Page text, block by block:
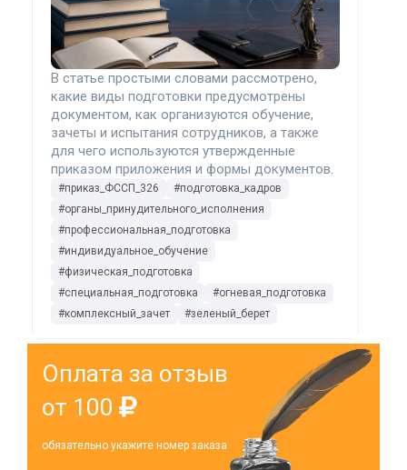
В статье простыми словами рассмотрено,
какие виды подготовки предусмотрены
документом, как организуются обучение,
зачеты и испытания сотрудников, а также
для чего используются утвержденные
приказом приложения и формы документов.
#приказ_ФССП_326
#подготовка_кадров
#органы_принудительного_исполнения
#профессиональная_подготовка
#индивидуальное_обучение
#физическая_подготовка
#специальная_подготовка
#огневая_подготовка
#комплексный_зачет
#зеленый_берет
Оплата за отзыв
от 100
обязательно укажите номер заказа